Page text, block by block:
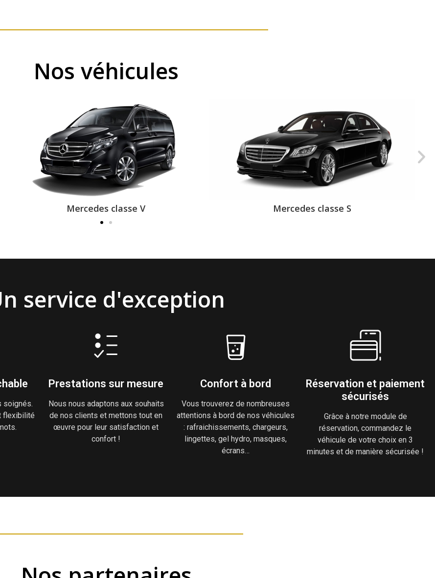
Nos véhicules
Mercedes classe V Mercedes classe S
service d'exception
soignés.
flexibilité
Prestations sur mesure
Nous nous adaptons aux souhaits
de nos clients et mettons tout en
œuvre pour leur satisfaction et
confort !
Confort à bord
Vous trouverez de nombreuses
attentions à bord de nos véhicules
: rafraichissements, chargeurs,
lingettes, gel hydro, masques,
écrans…
Réservation et paiement
sécurisés
Grâce à notre module de
réservation, commandez le
véhicule de votre choix en 3
minutes et de manière sécurisée !